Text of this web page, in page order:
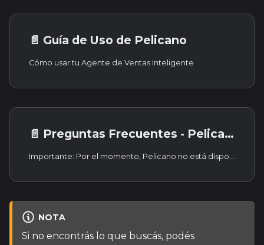
📄️ Guía de Uso de Pelicano
Cómo usar tu Agente de Ventas Inteligente
📄️ Preguntas Frecuentes - Pelicano
Importante: Por el momento, Pelicano no está disponible para nuevas instalaciones. Si quieres evaluar tu caso o conocer alternativas, escríbenos a hola@pelicanolab.com.
NOTA
Si no encontrás lo que buscás, podés